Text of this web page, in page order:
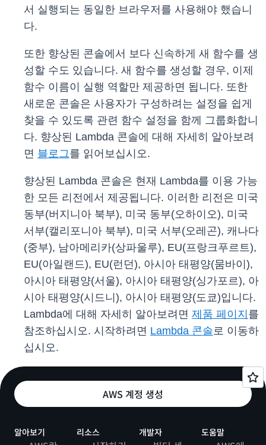
서 실행되는 동일한 브라우저를 사용해야 했습니
다.
또한 향상된 콘솔에서 보다 신속하게 새 함수를 생
성할 수도 있습니다. 새 함수를 생성할 경우, 이제
함수 이름이 실행 역할만 제공하면 됩니다. 또한
새로운 콘솔은 사용자가 구성하려는 설정을 쉽게
찾을 수 있도록 관련 함수 설정을 함께 그룹화합니
다. 향상된 Lambda 콘솔에 대해 자세히 알아보려
면 블로그를 읽어보십시오.
향상된 Lambda 콘솔은 현재 Lambda를 이용 가능
한 모든 리전에서 제공됩니다. 이러한 리전은 미국
동부(버지니아 북부), 미국 동부(오하이오), 미국
서부(캘리포니아 북부), 미국 서부(오레곤), 캐나다
(중부), 남아메리카(상파울루), EU(프랑크푸르트),
EU(아일랜드), EU(런던), 아시아 태평양(뭄바이),
아시아 태평양(서울), 아시아 태평양(싱가포르), 아
시아 태평양(시드니), 아시아 태평양(도쿄)입니다.
Lambda에 대해 자세히 알아보려면 제품 페이지 를
참조하십시오. 시작하려면 Lambda 콘솔로 이동하
십시오.
AWS 계정 생성
알아보기 리소스 개발자 도움말